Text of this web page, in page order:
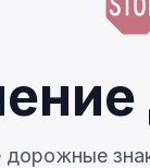
дорожные